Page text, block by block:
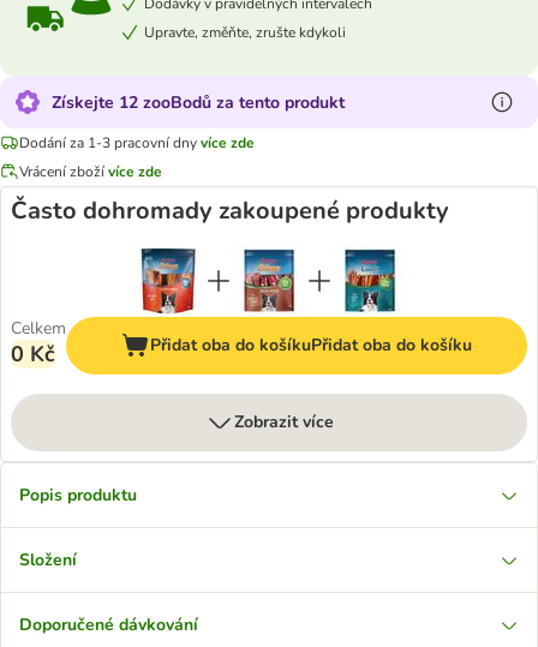
Upravte, změňte, zrušte kdykoli
Získejte 12 zooBodů za tento produkt
Dodání za 1-3 pracovní dnyvíce zde
Vrácení zbožívíce zde
Často dohromady zakoupené produkty
Celkem
0 Kč Přidat oba do košíkuPřidat oba do košíku
Zobrazit více
Popis produktu
Složení
Doporučené dávkování